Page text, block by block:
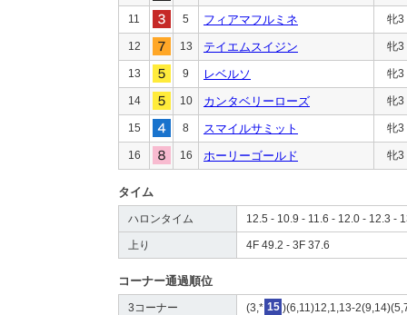
11 5 フィアマフルミネ 牝3
12 13 テイエムスイジン 牝3
13 9 レベルソ 牝3
14 10 カンタベリーローズ 牝3
15 8 スマイルサミット 牝3
16 16 ホーリーゴールド 牝3
タイム
ハロンタイム 12.5 - 10.9 - 11.6 - 12.0 - 12.3 -
上り 4F 49.2 - 3F 37.6
コーナー通過順位
3コーナー (3,* 15 )(6,11)12,1,13-